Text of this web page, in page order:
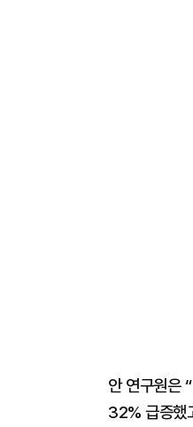
안 연구원은
32% 급증했